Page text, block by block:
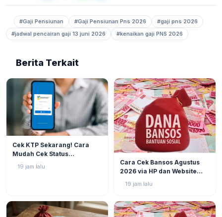
#Gaji Pensiunan #Gaji Pensiunan Pns 2026
#gaji pns 2026
#jadwal pencairan gaji 13 juni 2026
#kenaikan gaji PNS 2026
Berita Terkait
Cek KTP Sekarang! Cara
Mudah Cek Status
2026 via HP Tanpa Jauh-
19 jam lalu
Cara Cek Bansos Agustus
2026 via HP dan Website
Utama
19 jam lalu